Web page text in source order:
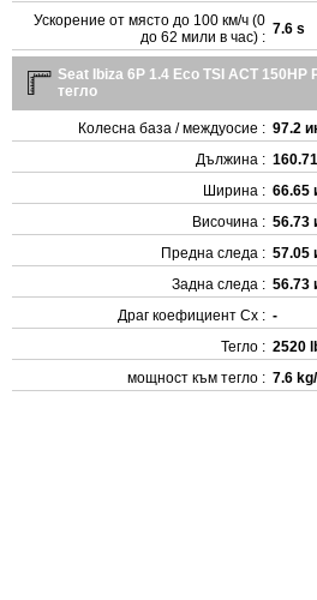
Ускорение от място до 100 км/ч (0
до 62 мили в час) : 7.6 s
Seat Ibiza 6P 1.4 Eco TSI ACT
тегло
Колесна база / междуосие : 97.2
Дължина :
Ширина : 66.65
Височина : 56.73
Предна следа : 57.05
Задна следа : 56.73
Драг коефициент Cx : -
Тегло : 2520
мощност към тегло : 7.6